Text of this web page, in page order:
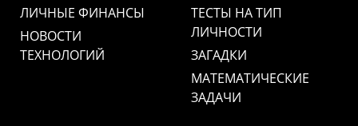
ЛИЧНЫЕ ФИНАНСЫ
НОВОСТИ
ТЕХНОЛОГИЙ
ТЕСТЫ НА ТИП
ЛИЧНОСТИ
ЗАГАДКИ
МАТЕМАТИЧЕСКИЕ
ЗАДАЧИ